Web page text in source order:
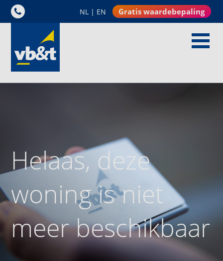
NL | EN Gratis waardebepaling
Helaas, deze
woning is niet
meer beschikbaar